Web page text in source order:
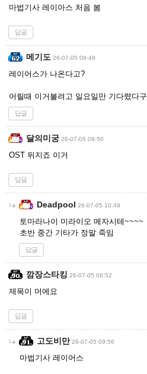
마법기사 레이아스 처음 봄
답글
메기도 26-07-05 09:49
레이어스가 나온다고?
어릴때 이거볼려고 일요일만 기다렸다구
답글
달의미궁 26-07-05 09:50
OST 뒤지죠 이거
답글
Deadpool 26-07-05 10:49
토마라나이 미라이오 메자시테~~~~
초반 중간 기타가 정말 죽임
답글
깜장스타킹 26-07-05 09:52
제목이 머에요
답글
고도비만 26-07-05 09:56
마법기사 레이어스